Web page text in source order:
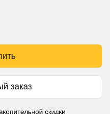
заказ
скидки